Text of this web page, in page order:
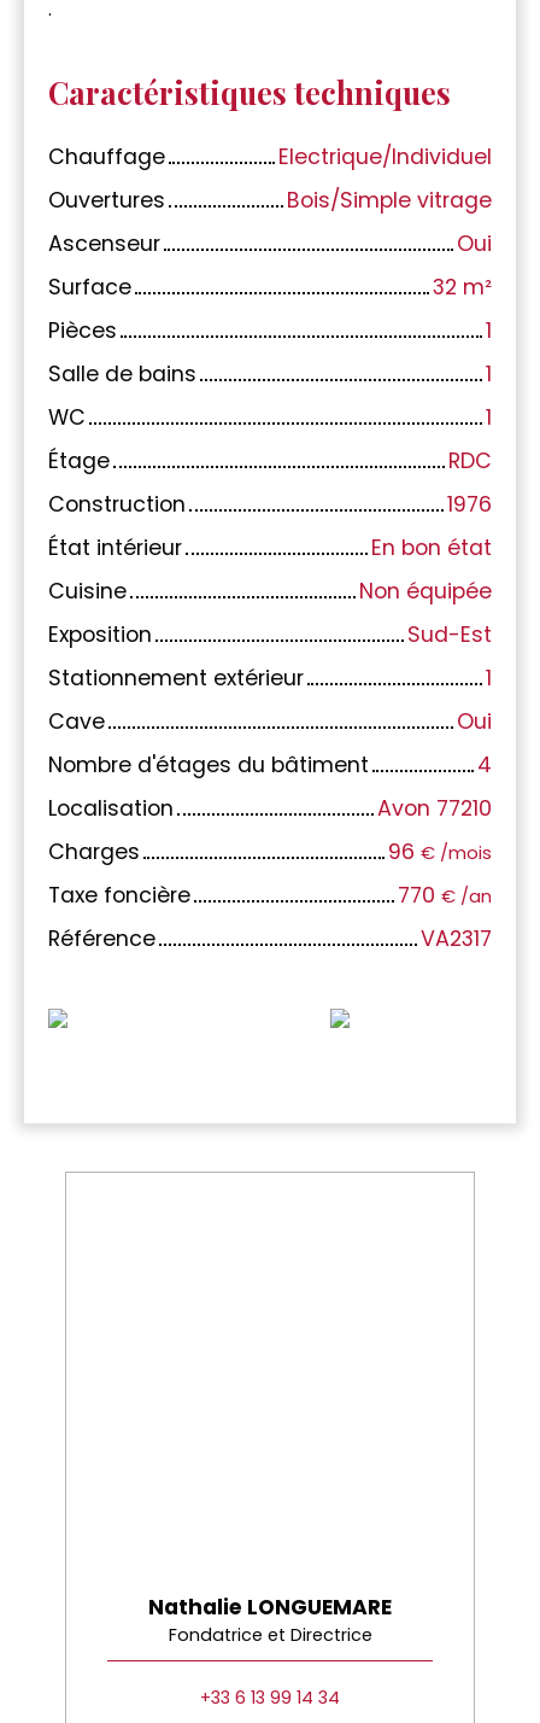
.
Caractéristiques techniques
Chauffage
Electrique/Individuel
Ouvertures
Bois/Simple vitrage
Ascenseur
Oui
Surface
32 m²
Pièces
1
Salle de bains
1
WC
1
Étage
RDC
Construction
1976
État intérieur
En bon état
Cuisine
Non équipée
Exposition
Sud-Est
Stationnement extérieur
1
Cave
Oui
Nombre d'étages du bâtiment
4
Localisation
Avon 77210
Charges
96 € /mois
Taxe foncière 770 € /an
Référence VA2317
Nathalie LONGUEMARE
Fondatrice et Directrice
+33 6 13 99 14 34